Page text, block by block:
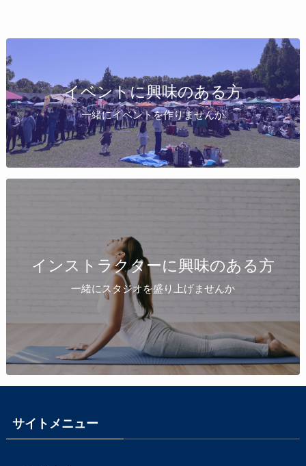
イベントに興味のある方
一緒にイベントを作りませんか
インストラクターに興味のある方
一緒にスタジオを盛り上げませんか
サイトメニュー